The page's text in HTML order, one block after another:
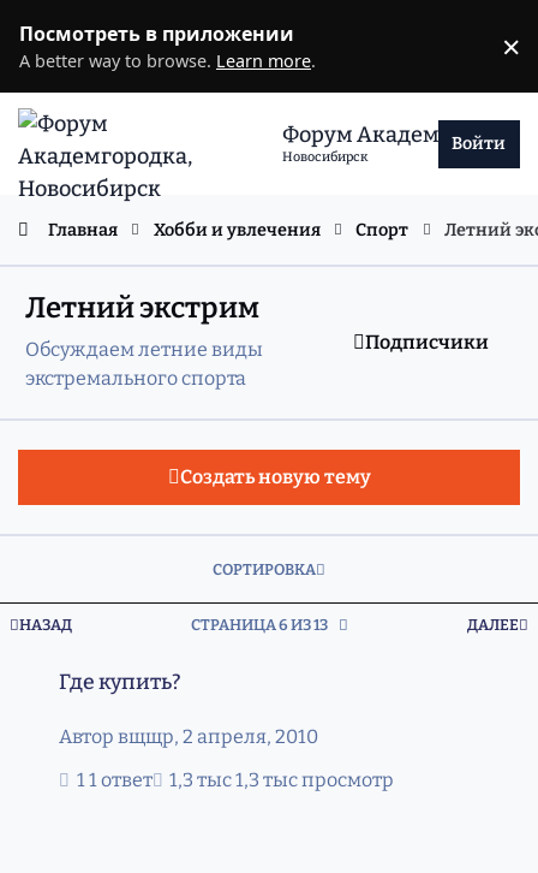
Посмотреть в приложении
A better way to browse. Learn more. ×
Форум Академгородка
Новосибирск
Войти
Главная Хобби и увлечения Спорт Летний
Летний экстрим
Обсуждаем летние виды
экстремального спорта
Подписчики
Создать новую тему
ПЕРВАЯ СТРАНИЦА
НАЗАД ДАЛЕЕ
СТРАНИЦА 6 ИЗ 13
СОРТИРОВКА
Где купить?
Автор вщщр, 2 апреля, 2010
1 ответ
1,3 тыс просмотр